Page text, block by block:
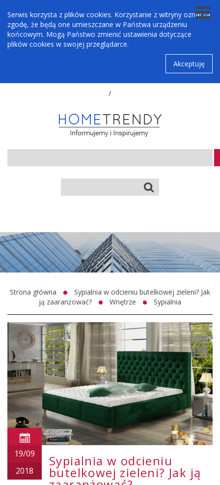
Serwis korzysta z plików cookies. Korzystanie z witryny oznacza
zgodę, że będą one umieszczane w Państwa urządzeniu
końcowym. Mogą Państwo zmienić ustawienia dotyczące
plików cookies w swojej przeglądarce.
Akceptuję
/
Strona główna
Sypialnia w odcieniu butelkowej zieleni? Jak
ją zaaranżować?
Wnętrze Sypialnia
19/09
2018
Sypialnia w odcieniu
butelkowej zieleni? Jak ją